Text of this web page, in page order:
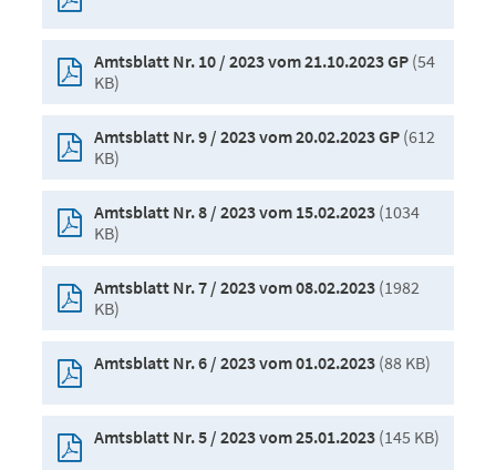
Amtsblatt Nr. 10 / 2023 vom 21.10.2023 GP(54
KB)
Amtsblatt Nr. 9 / 2023 vom 20.02.2023 GP(612
KB)
Amtsblatt Nr. 8 / 2023 vom 15.02.2023(1034
KB)
Amtsblatt Nr. 7 / 2023 vom 08.02.2023(1982
KB)
Amtsblatt Nr. 6 / 2023 vom 01.02.2023(88 KB)
Amtsblatt Nr. 5 / 2023 vom 25.01.2023(145 KB)